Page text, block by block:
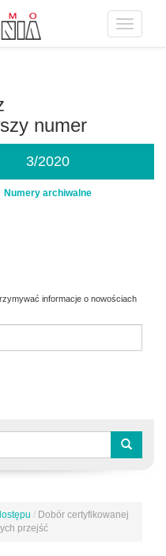
Toggle
numer
3/2020
Numery archiwalne
informacje o nowościach
/ Dobór certyfikowanej
przejść